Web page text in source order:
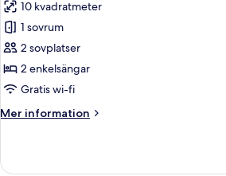
foton
för
Cocoon
2
-
10 kvadratmeter
1 sovrum
2 sovplatser
2 enkelsängar
Gratis wi-fi
Mer information
Mer
2